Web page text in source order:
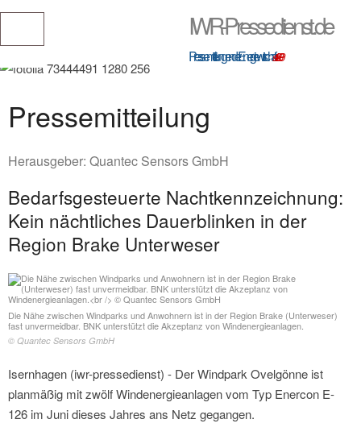
IWR-Pressedienst.de
Pressemitteilungen der Energiewirtschaftseit 1999
Pressemitteilung
Herausgeber: Quantec Sensors GmbH
Bedarfsgesteuerte Nachtkennzeichnung:
Kein nächtliches Dauerblinken in der
Region Brake Unterweser
Die Nähe zwischen Windparks und Anwohnern ist in der Region Brake (Unterweser)
fast unvermeidbar. BNK unterstützt die Akzeptanz von Windenergieanlagen.
© Quantec Sensors GmbH
Isernhagen (iwr-pressedienst) - Der Windpark Ovelgönne ist
planmäßig mit zwölf Windenergieanlagen vom Typ Enercon E-
126 im Juni dieses Jahres ans Netz gegangen.